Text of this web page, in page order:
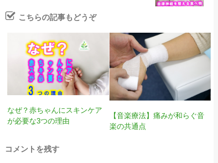
こちらの記事もどうぞ
なぜ？赤ちゃんにスキンケア
が必要な3つの理由
【音楽療法】痛みが和らぐ音
楽の共通点
コメントを残す